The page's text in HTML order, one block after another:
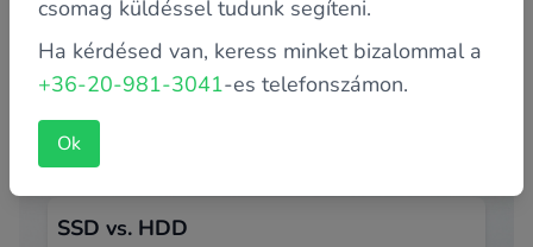
SSD vs. HDD
csomag küldéssel tudunk segíteni.
Ha kérdésed van, keress minket bizalommal a
+36-20-981-3041-es telefonszámon.
Ok